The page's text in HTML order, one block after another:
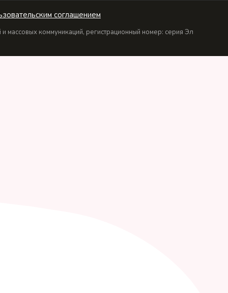
соглашением
коммуникаций, регистрационный номер: серия Эл